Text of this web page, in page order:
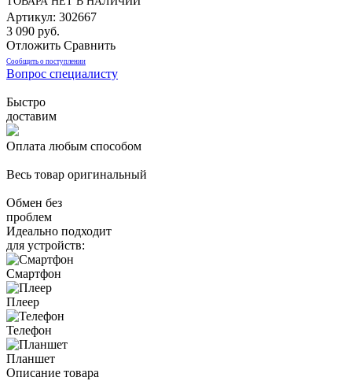
Артикул: 302667
3 090 руб.
Отложить Сравнить
Сообщить о поступлении
Вопрос специалисту
Быстро
доставим
Оплата любым способом
Весь товар оригинальный
Обмен без
проблем
Идеально подходит
для устройств:
Смартфон
Плеер
Телефон
Планшет
Описание товара